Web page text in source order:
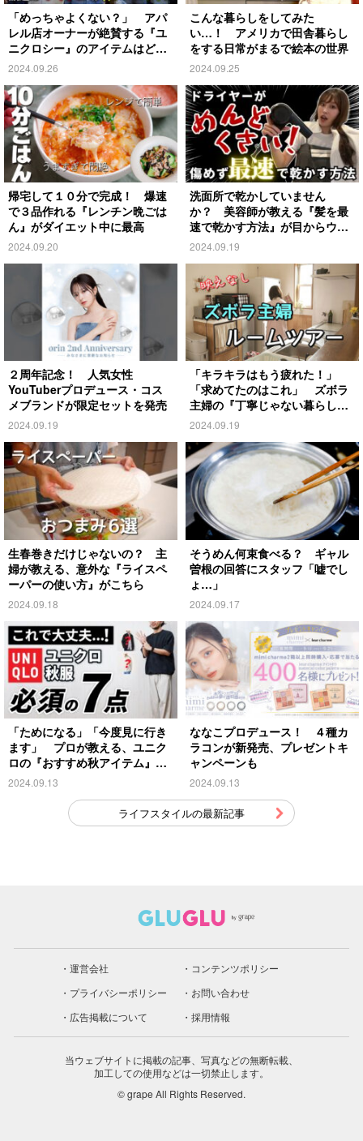
「めっちゃよくない？」 アパ
レル店オーナーが絶賛する『ユ
ニクロシー』のアイテムはど
れ？
2024.09.26
こんな暮らしをしてみた
い…！ アメリカで田舎暮らし
をする日常がまるで絵本の世界
2024.09.25
帰宅して１０分で完成！ 爆速
で３品作れる『レンチン晩ごは
ん』がダイエット中に最高
2024.09.20
洗面所で乾かしていません
か？ 美容師が教える『髪を最
速で乾かす方法』が目からウロ
コ
2024.09.19
２周年記念！ 人気女性
YouTuberプロデュース・コス
メブランドが限定セットを発売
2024.09.19
「キラキラはもう疲れた！」
「求めてたのはこれ」 ズボラ
主婦の『丁寧じゃない暮らし』
がこちら
2024.09.19
生春巻きだけじゃないの？ 主
婦が教える、意外な『ライスペ
ーパーの使い方』がこちら
2024.09.18
そうめん何束食べる？ ギャル
曽根の回答にスタッフ「嘘でし
ょ…」
2024.09.17
「ためになる」「今度見に行き
ます」 プロが教える、ユニク
ロの『おすすめ秋アイテム』が
こちら
2024.09.13
ななこプロデュース！ ４種カ
ラコンが新発売、プレゼントキ
ャンペーンも
2024.09.13
ライフスタイルの最新記事
運営会社
コンテンツポリシー
プライバシーポリシー
お問い合わせ
広告掲載について
採用情報
当ウェブサイトに掲載の記事、写真などの無断転載、
加工しての使用などは一切禁止します。
© grape All Rights Reserved.